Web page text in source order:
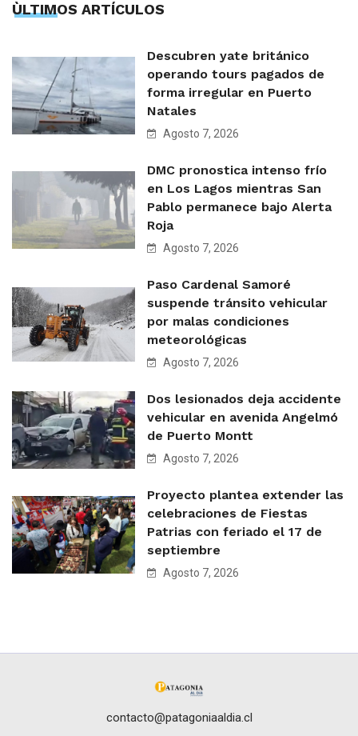
ÙLTIMOS ARTÍCULOS
Descubren yate británico
operando tours pagados de
forma irregular en Puerto
Natales
Agosto 7, 2026
DMC pronostica intenso frío
en Los Lagos mientras San
Pablo permanece bajo Alerta
Roja
Agosto 7, 2026
Paso Cardenal Samoré
suspende tránsito vehicular
por malas condiciones
meteorológicas
Agosto 7, 2026
Dos lesionados deja accidente
vehicular en avenida Angelmó
de Puerto Montt
Agosto 7, 2026
Proyecto plantea extender las
celebraciones de Fiestas
Patrias con feriado el 17 de
septiembre
Agosto 7, 2026
contacto@patagoniaaldia.cl